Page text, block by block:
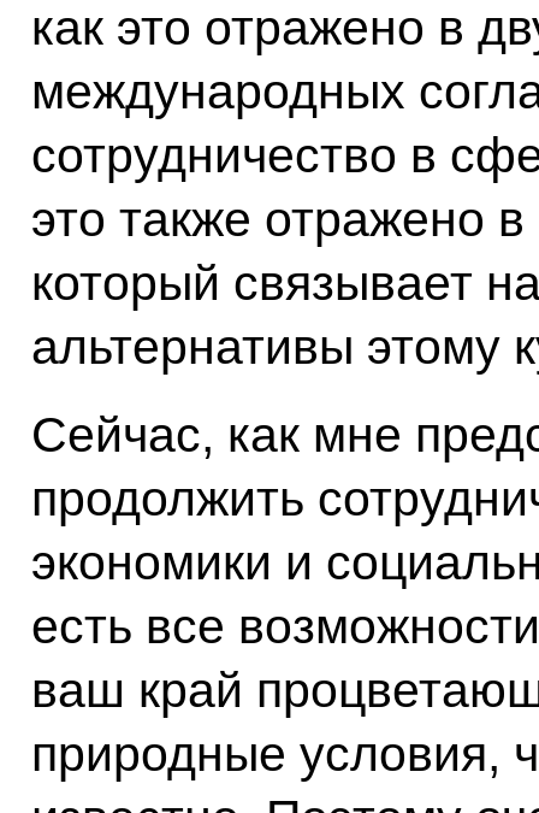
как это отражено в
международных
сотрудничество в
это также отражено
который связывает
альтернативы этому
Сейчас, как мне
продолжить
экономики и
есть все
ваш край
природные условия,